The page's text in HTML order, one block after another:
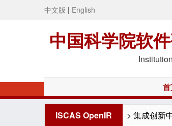
中文版 | English
中国科学院软
首
ISCAS OpenIR > 集成创新